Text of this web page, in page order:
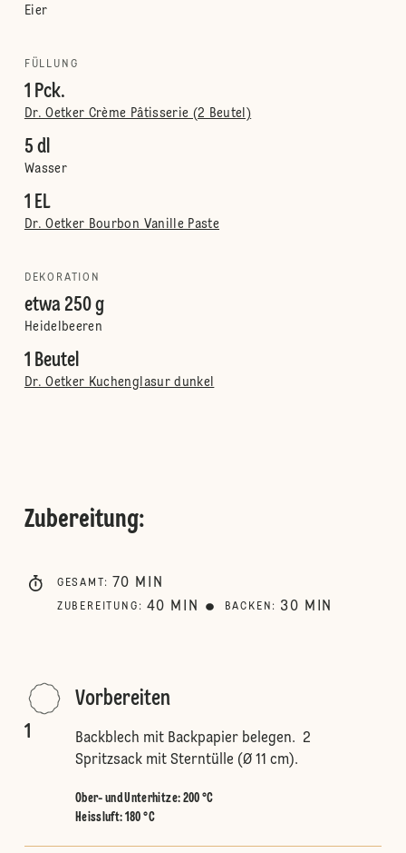
Eier
FÜLLUNG
1 Pck.
Dr. Oetker Crème Pâtisserie (2 Beutel)
5 dl
Wasser
1 EL
Dr. Oetker Bourbon Vanille Paste
DEKORATION
etwa 250 g
Heidelbeeren
1 Beutel
Dr. Oetker Kuchenglasur dunkel
Zubereitung:
GESAMT : 70 MIN
ZUBEREITUNG : 40 MIN BACKEN : 30 MIN
1
Vorbereiten
Backblech mit Backpapier belegen. 2
Spritzsack mit Sterntülle (Ø 11 cm).
Ober- und Unterhitze: 200 °C
Heissluft: 180 °C